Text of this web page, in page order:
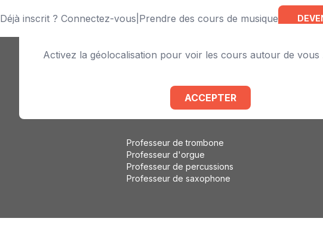
Déjà inscrit ? Connectez-vous Prendre des cours de musique
Activez la géolocalisation pour voir les cours autour de vous
ACCEPTER
Professeur de violoncelle
Professeur de basse
Professeur de solfège
Professeur d'éveil musical
Professeur de trombone
Professeur d'orgue
Professeur de percussions
Professeur de saxophone